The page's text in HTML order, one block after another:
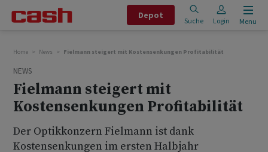
Depot
Suche Login Menu
Home News Fielmann steigert mit Kostensenkungen Profitabilität
NEWS
Fielmann steigert mit
Kostensenkungen Profitabilität
Der Optikkonzern Fielmann ist dank
Kostensenkungen im ersten Halbjahr